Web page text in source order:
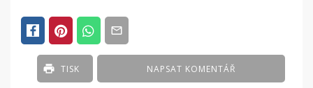
IN
ČLÁNKY
NAPSAT KOMENTÁŘ
TISK